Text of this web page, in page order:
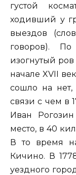
густой
ходивший у
выездов
говоров).
изогнутый
начале XVII
сошло на
связи с чем в
Иван
место, в 40
В то время
Кичино. В
уездного